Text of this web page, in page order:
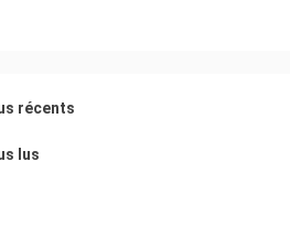
récents
lus